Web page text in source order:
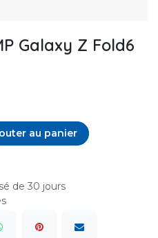
Galaxy Z Fold6
au panier
de 30 jours